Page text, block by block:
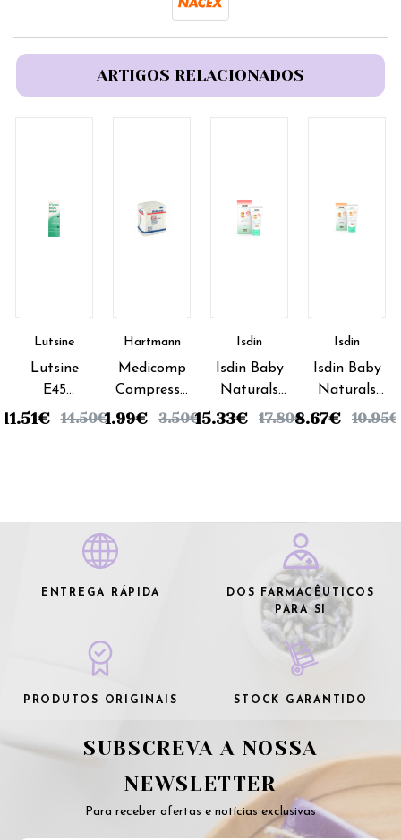
ARTIGOS RELACIONADOS
Lutsine
Lutsine
E45
Eryplast
11.51€ 14.50€
Hartmann
Medicomp
Compressa
- 10x10cm
1.99€ 3.50€
Isdin
Isdin Baby
Naturals
AF Pomada
15.33€ 17.80€
Isdin
Isdin Baby
Naturals
Zn 40
8.67€ 10.95€
ENTREGA RÁPIDA
DOS FARMACÊUTICOS
PARA SI
PRODUTOS ORIGINAIS STOCK GARANTIDO
SUBSCREVA A NOSSA
NEWSLETTER
Para receber ofertas e notícias exclusivas